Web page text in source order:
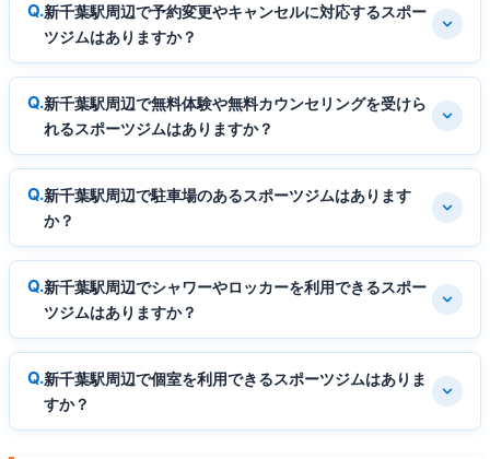
新千葉駅周辺で予約変更やキャンセルに対応するスポー
ツジムはありますか？
新千葉駅周辺で無料体験や無料カウンセリングを受けら
れるスポーツジムはありますか？
新千葉駅周辺で駐車場のあるスポーツジムはあります
か？
新千葉駅周辺でシャワーやロッカーを利用できるスポー
ツジムはありますか？
新千葉駅周辺で個室を利用できるスポーツジムはありま
すか？